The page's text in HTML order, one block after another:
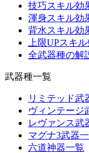
技巧スキル効
渾身スキル効
背水スキル効
上限UPスキ
全武器種の解
武器種一覧
リミテッド武
ヴィンテージ
レヴァンス武
マグナ3武器
六道神器一覧